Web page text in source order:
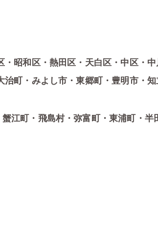
・昭和区・熱田区・天白区・中区・
町・みよし市・東郷町・豊明市・
江町・飛島村・弥富町・東浦町・